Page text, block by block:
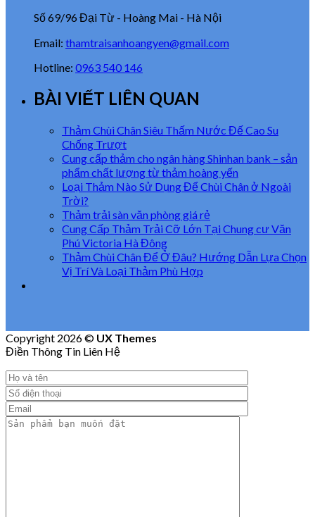
Số 69/96 Đại Từ - Hoàng Mai - Hà Nội
Email: thamtraisanhoangyen@gmail.com
Hotline: 0963 540 146
BÀI VIẾT LIÊN QUAN
Thảm Chùi Chân Siêu Thấm Nước Đế Cao Su
Chống Trượt
Cung cấp thảm cho ngân hàng Shinhan bank – sản
phẩm chất lượng từ thảm hoàng yến
Loại Thảm Nào Sử Dụng Để Chùi Chân ở Ngoài
Trời?
Thảm trải sàn văn phòng giá rẻ
Cung Cấp Thảm Trải Cỡ Lớn Tại Chung cư Văn
Phú Victoria Hà Đông
Thảm Chùi Chân Để Ở Đâu? Hướng Dẫn Lựa Chọn
Vị Trí Và Loại Thảm Phù Hợp
Copyright 2026 © UX Themes
Điền Thông Tin Liên Hệ